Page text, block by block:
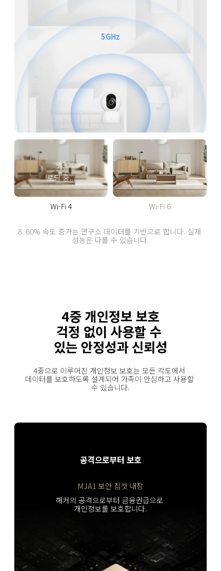
5GHz
Wi-Fi 4
로딩 중...
Wi-Fi 6
8. 60% 속도 증가는 연구소 데이터를 기반으로 합니다. 실제
성능은 다를 수 있습니다.
4중 개인정보 보호
걱정 없이 사용할 수
있는 안정성과 신뢰성
4중으로 이루어진 개인정보 보호는 모든 각도에서
데이터를 보호하도록 설계되어 가족이 안심하고 사용할
수 있습니다.
공격으로부터 보호
MJA1 보안 칩셋 내장
해커의 공격으로부터 금융권급으로
개인정보를 보호합니다.